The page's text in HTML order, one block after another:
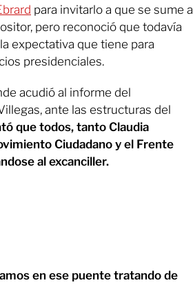
para invitarlo a que se sume a
pero reconoció que todavía
expectativa que tiene para
presidenciales.
acudió al informe del
ante las estructuras del
que todos, tanto Claudia
Ciudadano y el Frente
al excanciller.
en ese puente tratando de